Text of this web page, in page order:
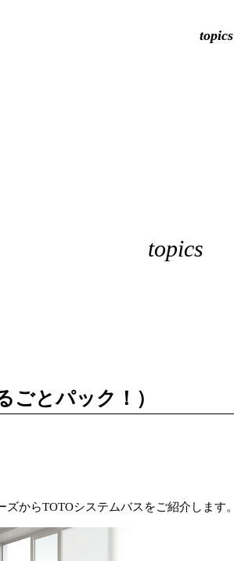
topics
topics
とパック！）
ズからTOTOシステムバスをご紹介します。